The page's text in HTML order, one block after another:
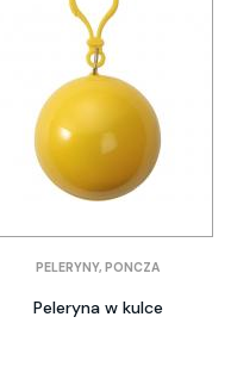
PELERYNY, PONCZA
Peleryna w kulce